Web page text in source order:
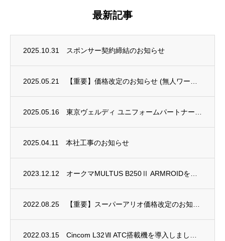
最新記事
2025.10.31 スポンサー契約締結のお知らせ
2025.05.21
2025.05.16
2025.04.11 本社工事のお知らせ
2023.12.12
2022.08.25
2022.03.15